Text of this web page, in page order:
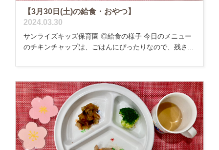
【3月30日(土)の給食・おやつ】
2024.03.30
サンライズキッズ保育園 ◎給食の様子 今日のメニュー
のチキンチャップは、ごはんにぴったりなので、残さ...